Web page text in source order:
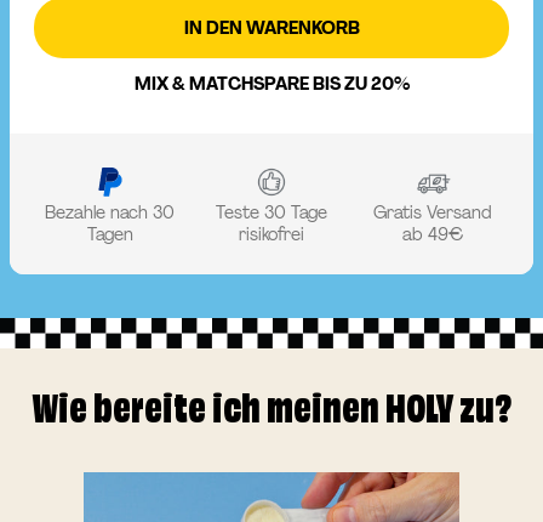
IN DEN WARENKORB
MIX & MATCHSPARE BIS ZU 20%
Bezahle nach 30
Tagen
Teste 30 Tage
risikofrei
Gratis Versand
ab 49€
Wie bereite ich meinen HOLY zu?